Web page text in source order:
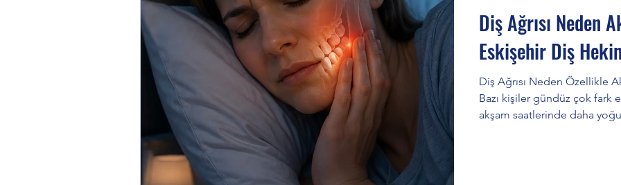
Zirkonyum Kaplama Diş Ağrısı Nasıl Geçer? Diş Beyazlatma Tedavisi
20’lik Dişler Gülüş Tasarımı Diş Taşı Temizliği Kanal Tedavisi
Takma Dişler-Hareketli Protezler
Diş Ağrısı Neden
Eskişehir Diş
Diş Ağrısı Neden Özellikle
Bazı kişiler gündüz çok fark
akşam saatlerinde daha